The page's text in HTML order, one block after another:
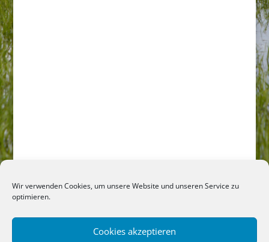
Wir verwenden Cookies, um unsere Website und unseren Service zu
optimieren.
Cookies akzeptieren